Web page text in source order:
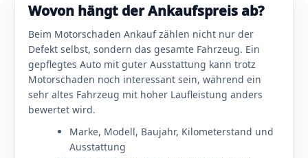
Wovon hängt der Ankaufspreis ab?
Beim Motorschaden Ankauf zählen nicht nur der
Defekt selbst, sondern das gesamte Fahrzeug. Ein
gepflegtes Auto mit guter Ausstattung kann trotz
Motorschaden noch interessant sein, während ein
sehr altes Fahrzeug mit hoher Laufleistung anders
bewertet wird.
Marke, Modell, Baujahr, Kilometerstand und
Ausstattung